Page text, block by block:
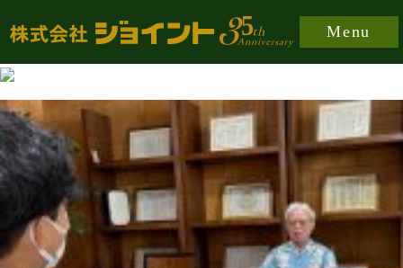
Menu
fancybox/fancybox/jquery.fancybox-1.3.8.min.css